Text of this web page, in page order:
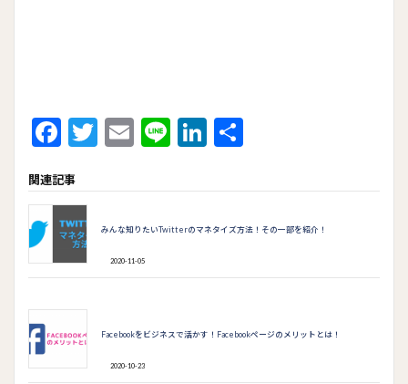
F
e
b
o
o
k
T
itt
er
E
ai
l
Li
e
Li
ke
dI
関連記事
みんな知りたいTwitterのマネタイズ方法！その一部を紹介！
2020-11-05
Facebookをビジネスで活かす！Facebookページのメリットとは！
2020-10-23